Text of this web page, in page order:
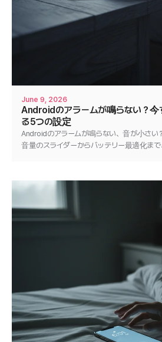
June 9, 2026
Androidのアラームが鳴らない？今
る5つの設定
Androidのアラームが鳴らない、音が小さい
音量のスライダーからバッテリー最適化ま